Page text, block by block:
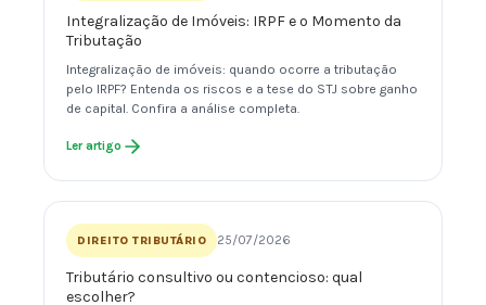
Integralização de Imóveis: IRPF e o Momento da
Tributação
Integralização de imóveis: quando ocorre a tributação
pelo IRPF? Entenda os riscos e a tese do STJ sobre ganho
de capital. Confira a análise completa.
Ler artigo
DIREITO TRIBUTÁRIO 25/07/2026
Tributário consultivo ou contencioso: qual
escolher?